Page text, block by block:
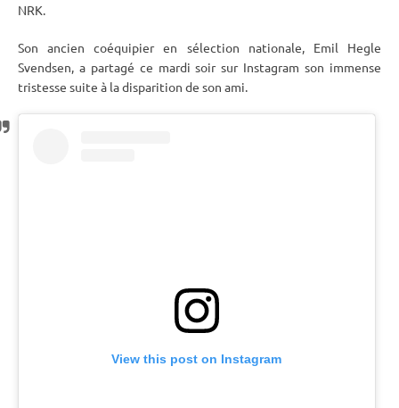
NRK.
Son ancien coéquipier en sélection nationale, Emil Hegle
Svendsen, a partagé ce mardi soir sur Instagram son immense
tristesse suite à la disparition de son ami.
View this post on Instagram